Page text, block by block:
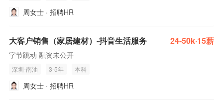
周女士 · 招聘HR
大客户销售（家居建材）-抖音生活服务 24-50k·15薪
字节跳动 融资未公开
深圳-南油 3-5年 本科
周女士 · 招聘HR